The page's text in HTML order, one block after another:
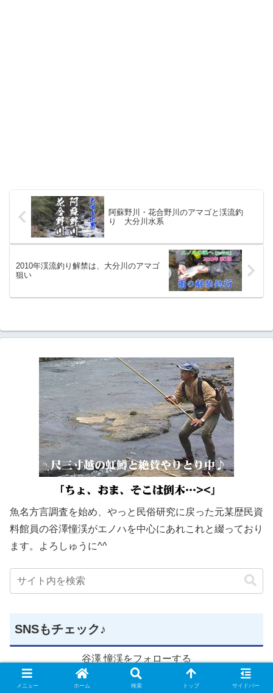
阿蘇野川・花合野川のアマゴと渓流釣
り 大分川水系
2010年渓流釣り解禁は、大分川のアマゴ
狙い
魚名方言調査を始め、やっと民俗研究に戻った元某歴民資
料館員の谷澤憧渓がエノハを中心にあれこれと綴っており
ます。よろしゅうに^^
SNSもチェック♪
谷澤 憧渓をフォローする
メニュー ホーム 検索 トップ サイドバー